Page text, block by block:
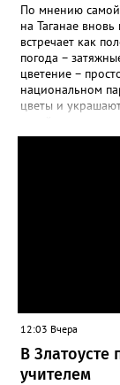
По мнению самой
на Таганае
встречает как
погода –
цветение –
национальном
цветы и
силы перед
12:03 Вчера
В
учителем